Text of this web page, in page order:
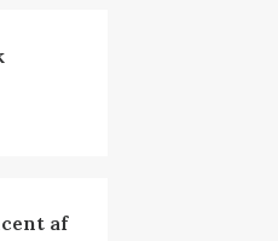
af